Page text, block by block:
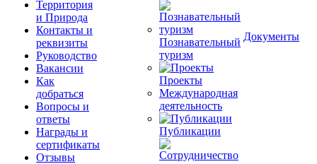
Территория
и Природа
Контакты и
реквизиты
Руководство
Вакансии
Как
добраться
Вопросы и
ответы
Награды и
сертификаты
Отзывы
Познавательный
туризм
Проекты
Международная
деятельность
Публикации
Документы